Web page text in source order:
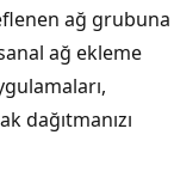
ağ grubuna
ağ ekleme
dağıtmanızı